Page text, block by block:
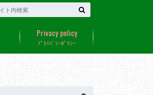
ﾌﾟﾗｲﾊﾞｼｰﾎﾟﾘｼｰ
Privacy policy